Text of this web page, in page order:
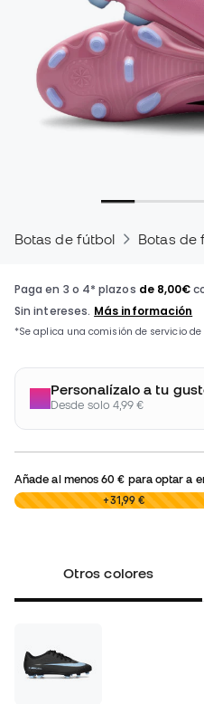
Botas de fútbol Botas de
Personalízalo a tu
Desde solo 4,99 €
Añade al menos60 € para optar a
0,00 € +31,99 €
Otros colores